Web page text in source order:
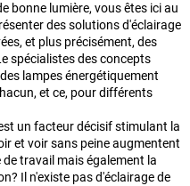
bonne lumière, vous êtes ici au
des solutions d'éclairage
et plus précisément, des
spécialistes des concepts
lampes énergétiquement
et ce, pour différents
un facteur décisif stimulant la
et voir sans peine augmentent
travail mais également la
Il n'existe pas d'éclairage de